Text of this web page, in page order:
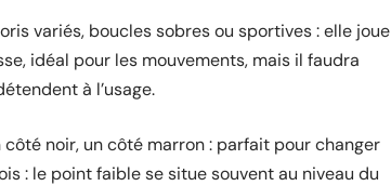
variés, boucles sobres ou sportives : elle joue
idéal pour les mouvements, mais il faudra
à l’usage.
noir, un côté marron : parfait pour changer
: le point faible se situe souvent au niveau du